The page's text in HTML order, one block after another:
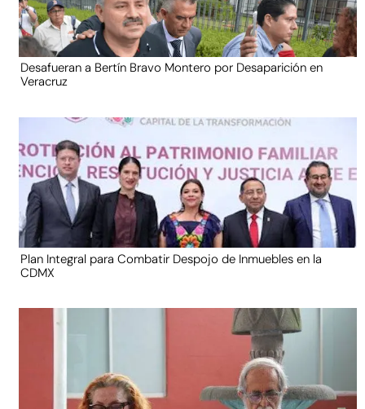
Desafueran a Bertín Bravo Montero por Desaparición en
Veracruz
Plan Integral para Combatir Despojo de Inmuebles en la
CDMX